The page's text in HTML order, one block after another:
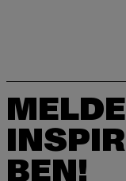
BEN!